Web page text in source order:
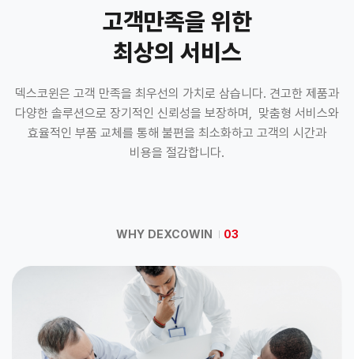
고객만족을 위한
최상의 서비스
덱스코윈은 고객 만족을 최우선의 가치로 삼습니다. 견고한 제품과
다양한 솔루션으로 장기적인 신뢰성을 보장하며, 맞춤형 서비스와
효율적인 부품 교체를 통해 불편을 최소화하고 고객의 시간과
비용을 절감합니다.
WHY DEXCOWIN 03